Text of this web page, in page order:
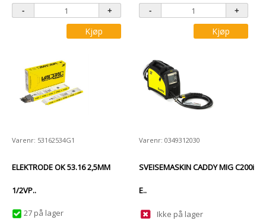
Kjøp Kjøp
Varenr: 53162534G1
ELEKTRODE OK 53.16 2,5MM
1/2VP..
27 på lager
Varenr: 0349312030
SVEISEMASKIN CADDY MIG C200i
E..
Ikke på lager